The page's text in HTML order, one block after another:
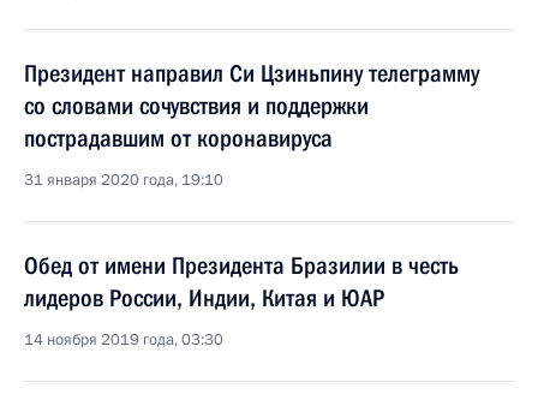
Президент направил Си Цзиньпину телеграмму
со словами сочувствия и поддержки
пострадавшим от коронавируса
31 января 2020 года, 19:10
Обед от имени Президента Бразилии в честь
лидеров России, Индии, Китая и ЮАР
14 ноября 2019 года, 03:30